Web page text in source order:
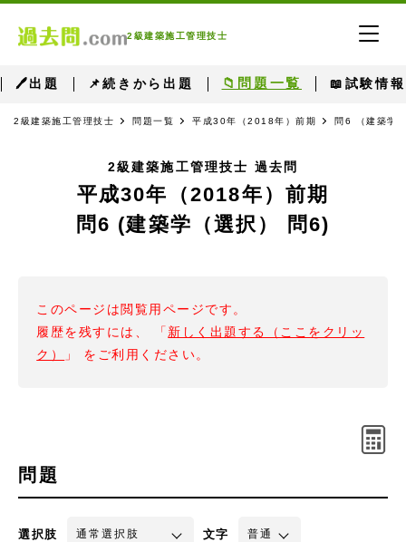
2級建築施工管理技士
🖊出題 📌続きから出題 📁問題一覧 📖試験情報
2級建築施工管理技士 問題一覧 平成30年（2018年）前期 問6 （建築学
2級建築施工管理技士 過去問
平成30年（2018年）前期
問6 (建築学（選択） 問6)
このページは閲覧用ページです。
履歴を残すには、 「 新しく出題する（ここをクリッ
ク）
」 をご利用ください。
問題
選択肢 文字